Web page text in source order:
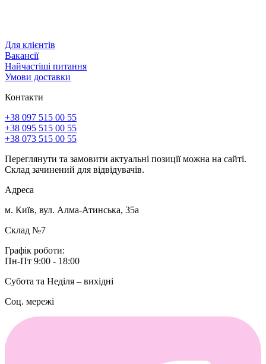
Для клієнтів
Вакансії
Найчастіші питання
Умови доставки
Контакти
+38 097 515 00 55
+38 095 515 00 55
+38 073 515 00 55
Переглянути та замовити актуальні позиції можна на сайті.
Склад зачинений для відвідувачів.
Адреса
м. Київ, вул. Алма-Атинська, 35а
Склад №7
Графік роботи:
Пн-Пт 9:00 - 18:00
Субота та Неділя – вихідні
Соц. мережі